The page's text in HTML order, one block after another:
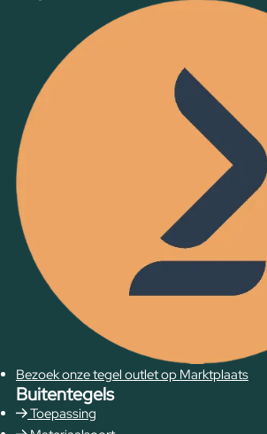
Bezoek onze tegel outlet op Marktplaats
Buitentegels
Toepassing